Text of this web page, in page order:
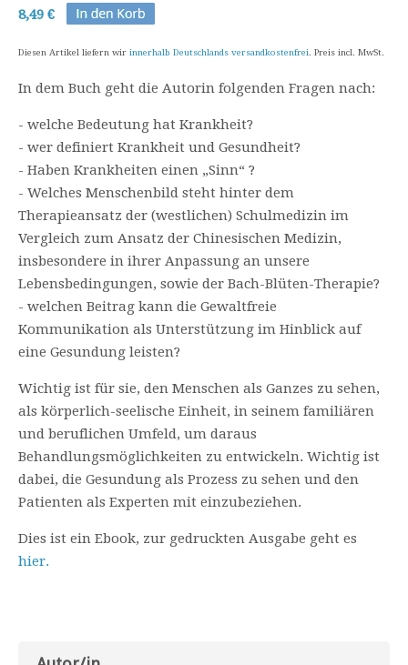
8,49 €
Diesen Artikel liefern wir innerhalb Deutschlands versandkostenfrei. Preis incl. MwSt.
In dem Buch geht die Autorin folgenden Fragen nach:
- welche Bedeutung hat Krankheit?
- wer definiert Krankheit und Gesundheit?
- Haben Krankheiten einen „Sinn“ ?
- Welches Menschenbild steht hinter dem
Therapieansatz der (westlichen) Schulmedizin im
Vergleich zum Ansatz der Chinesischen Medizin,
insbesondere in ihrer Anpassung an unsere
Lebensbedingungen, sowie der Bach-Blüten-Therapie?
- welchen Beitrag kann die Gewaltfreie
Kommunikation als Unterstützung im Hinblick auf
eine Gesundung leisten?
Wichtig ist für sie, den Menschen als Ganzes zu sehen,
als körperlich-seelische Einheit, in seinem familiären
und beruflichen Umfeld, um daraus
Behandlungsmöglichkeiten zu entwickeln. Wichtig ist
dabei, die Gesundung als Prozess zu sehen und den
Patienten als Experten mit einzubeziehen.
Dies ist ein Ebook, zur gedruckten Ausgabe geht es
hier.